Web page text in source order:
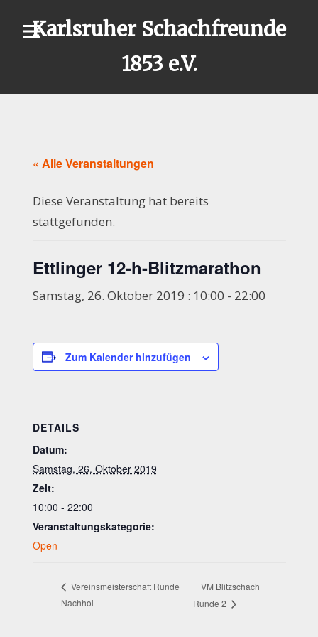
Karlsruher Schachfreunde
1853 e.V.
« Alle Veranstaltungen
Diese Veranstaltung hat bereits
stattgefunden.
Ettlinger 12-h-Blitzmarathon
Samstag, 26. Oktober 2019 : 10:00 - 22:00
Zum Kalender hinzufügen
DETAILS
Datum:
Samstag, 26. Oktober 2019
Zeit:
10:00 - 22:00
Veranstaltungskategorie:
Open
Vereinsmeisterschaft Runde
Nachhol
VM Blitzschach
Runde 2